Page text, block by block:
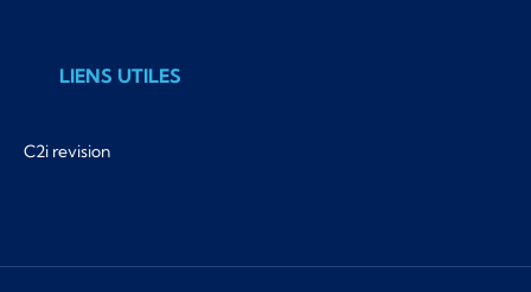
LIENS UTILES
C2i revision